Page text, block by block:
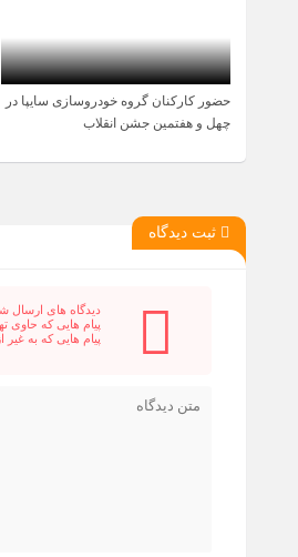
5 ماه قبل
حضور کارکنان گروه خودروسازی سایپا در
چهل و هفتمین جشن انقلاب
ثبت دیدگاه
دیدگاه های ارسال
پیام هایی که حاوی
پیام هایی که به